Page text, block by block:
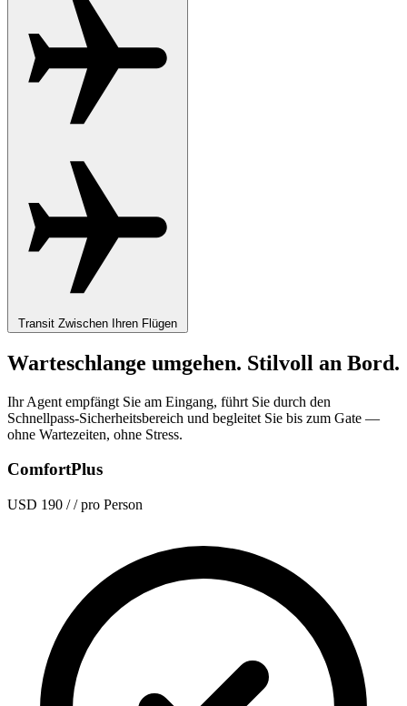
Transit Zwischen Ihren Flügen
Warteschlange umgehen. Stilvoll an Bord.
Ihr Agent empfängt Sie am Eingang, führt Sie durch den
Schnellpass-Sicherheitsbereich und begleitet Sie bis zum Gate —
ohne Wartezeiten, ohne Stress.
ComfortPlus
USD 190 / / pro Person